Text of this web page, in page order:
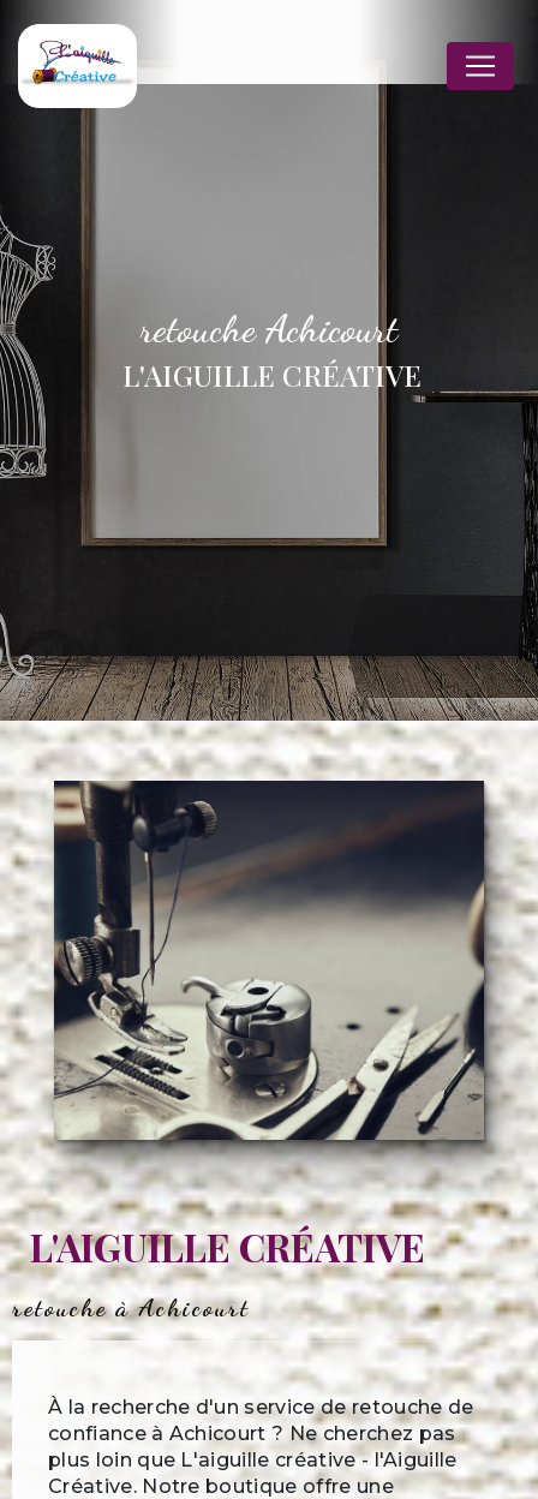
retouche Achicourt
L'AIGUILLE CRÉATIVE
L'AIGUILLE CRÉATIVE
retouche à Achicourt
À la recherche d'un service de retouche de
confiance à Achicourt ? Ne cherchez pas
plus loin que L'aiguille créative - l'Aiguille
Créative. Notre boutique offre une